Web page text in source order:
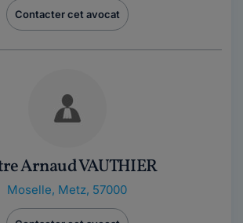
Contacter cet avocat
Arnaud VAUTHIER
Moselle, Metz, 57000